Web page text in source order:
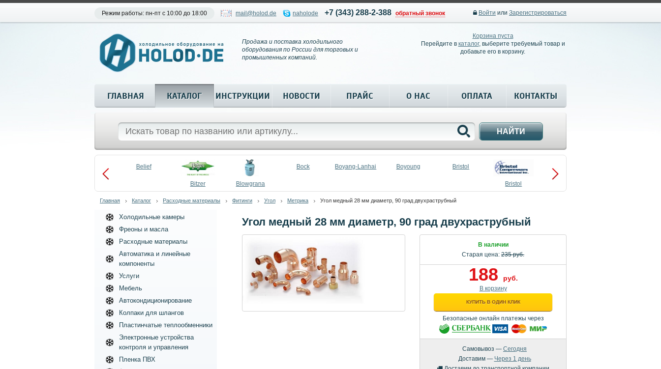
Режим работы: пн-пт с 10:00 до 18:00 mail@holod.de naholode +7 (343) 288-2-388 обратный звонок Войти или Зарегистрироваться
Продажа и поставка холодильного
оборудования по России для торговых и
промышленных компаний.
Корзина пуста
Перейдите в каталог, выберите требуемый товар и
добавьте его в корзину.
ГЛАВНАЯ КАТАЛОГ ИНСТРУКЦИИ НОВОСТИ ПРАЙС О НАС ОПЛАТА КОНТАКТЫ
НАЙТИ
Belief
Bitzer Blowgrana
Bock Boyang-Lanhai Boyoung Bristol
Bristol
Compressors
Главная Каталог Расходные материалы Фитинги Угол Метрика Угол медный 28 мм диаметр, 90 град двухраструбный
Угол медный 28 мм диаметр, 90 град двухраструбный
В наличии
Старая цена: 235 руб.
188 руб.
В корзину
КУПИТЬ В ОДИН КЛИК
Безопасные онлайн платежы через
Самовывоз — Сегодня
Доставим — Через 1 день
Холодильные камеры
Фреоны и масла
Расходные материалы
Автоматика и линейные
компоненты
Услуги
Мебель
Автокондиционирование
Колпаки для шлангов
Пластинчатые теплообменники
Электронные устройства
контроля и управления
Пленка ПВХ